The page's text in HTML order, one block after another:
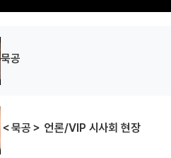
묵공
＜묵공＞ 언론/VIP 시사회 현장